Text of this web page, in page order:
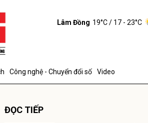
Lâm Đồng 19°C/ 17 - 23°C
Công nghệ - Chuyển đổi số Video
ĐỌC TIẾP